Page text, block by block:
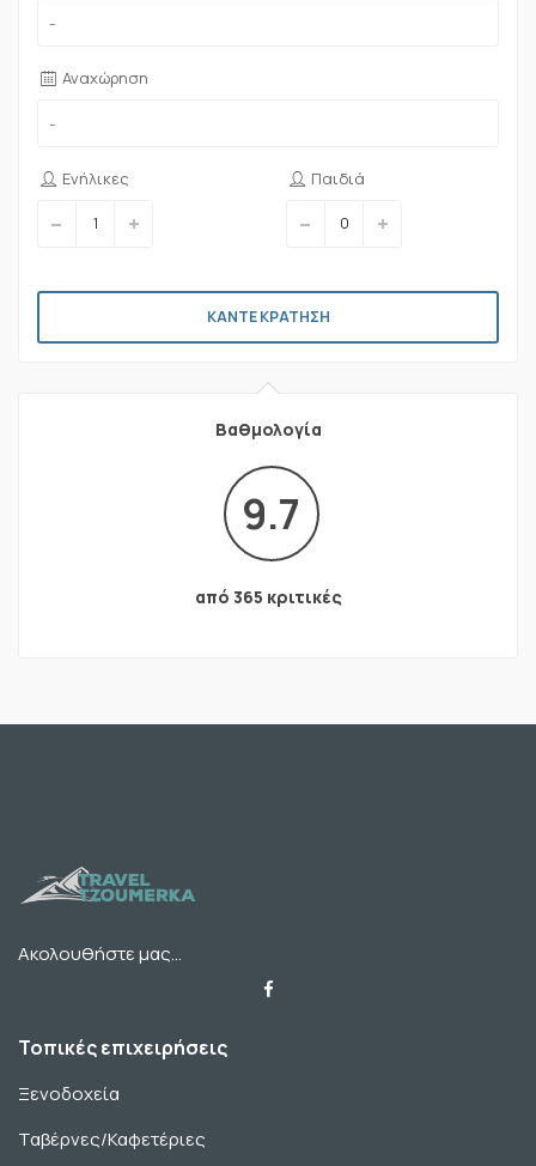
Αναχώρηση
Ενήλικες Παιδιά
ΚΑΝΤΕ ΚΡΑΤΗΣΗ
Βαθμολογία
9.7
από 365 κριτικές
Ακολουθήστε μας...
Τοπικές επιχειρήσεις
Ξενοδοχεία
Ταβέρνες/Καφετέριες